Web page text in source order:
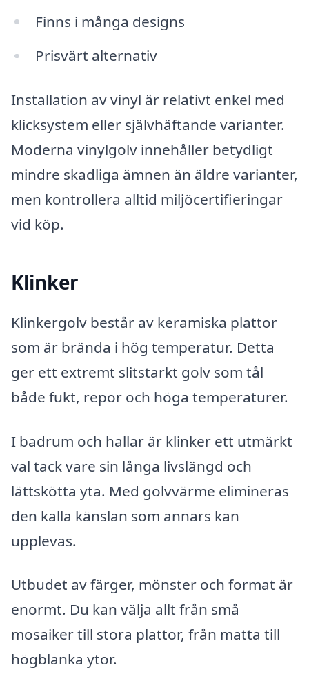
Finns i många designs
Prisvärt alternativ
Installation av vinyl är relativt enkel med
klicksystem eller självhäftande varianter.
Moderna vinylgolv innehåller betydligt
mindre skadliga ämnen än äldre varianter,
men kontrollera alltid miljöcertifieringar
vid köp.
Klinker
Klinkergolv består av keramiska plattor
som är brända i hög temperatur. Detta
ger ett extremt slitstarkt golv som tål
både fukt, repor och höga temperaturer.
I badrum och hallar är klinker ett utmärkt
val tack vare sin långa livslängd och
lättskötta yta. Med golvvärme elimineras
den kalla känslan som annars kan
upplevas.
Utbudet av färger, mönster och format är
enormt. Du kan välja allt från små
mosaiker till stora plattor, från matta till
högblanka ytor.